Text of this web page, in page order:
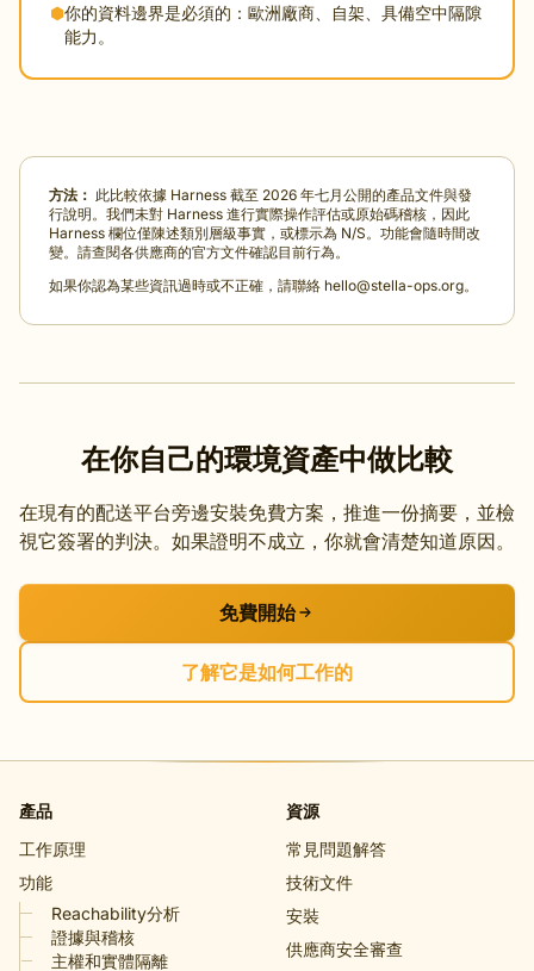
⬢你的資料邊界是必須的：歐洲廠商、自架、具備空中隔隙
能力。
方法： 此比較依據 Harness 截至 2026 年七月公開的產品文件與發
行說明。我們未對 Harness 進行實際操作評估或原始碼稽核，因此
Harness 欄位僅陳述類別層級事實，或標示為 N/S。功能會隨時間改
變。請查閱各供應商的官方文件確認目前行為。
如果你認為某些資訊過時或不正確，請聯絡 hello@stella-ops.org。
在你自己的環境資產中做比較
在現有的配送平台旁邊安裝免費方案，推進一份摘要，並檢
視它簽署的判決。如果證明不成立，你就會清楚知道原因。
免費開始
了解它是如何工作的
產品
工作原理
功能
Reachability分析
證據與稽核
主權和實體隔離
資源
常見問題解答
技術文件
安裝
供應商安全審查